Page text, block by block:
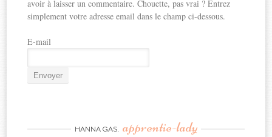
avoir à laisser un commentaire. Chouette, pas vrai ? Entrez
simplement votre adresse email dans le champ ci-dessous.
E-mail
HANNA GAS, apprentie-lady